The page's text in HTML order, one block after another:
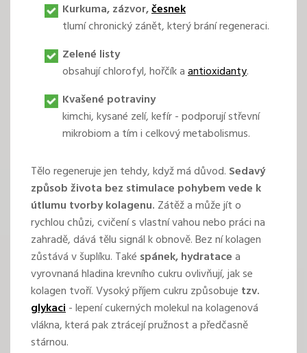
Kurkuma,zázvor,česnek
tlumí chronický zánět, který brání regeneraci.
Zelené listy
obsahují chlorofyl, hořčík aantioxidanty.
Kvašené potraviny
kimchi,kysané zelí,kefír- podporují střevní
mikrobiom a tím i celkový metabolismus.
Tělo regeneruje jen tehdy, když má důvod. Sedavý
způsob života bez stimulace pohybem vede k
útlumu tvorby kolagenu. Zátěž a může jít o
rychlou chůzi, cvičení s vlastní vahou nebo práci na
zahradě, dává tělu signál k obnově. Bez ní kolagen
zůstává v šuplíku. Také spánek, hydratacea
vyrovnaná hladina krevního cukru ovlivňují, jak se
kolagen tvoří. Vysoký příjem cukru způsobuje tzv.
glykaci- lepení cukerných molekul na kolagenová
vlákna, která pak ztrácejí pružnost a předčasně
stárnou.